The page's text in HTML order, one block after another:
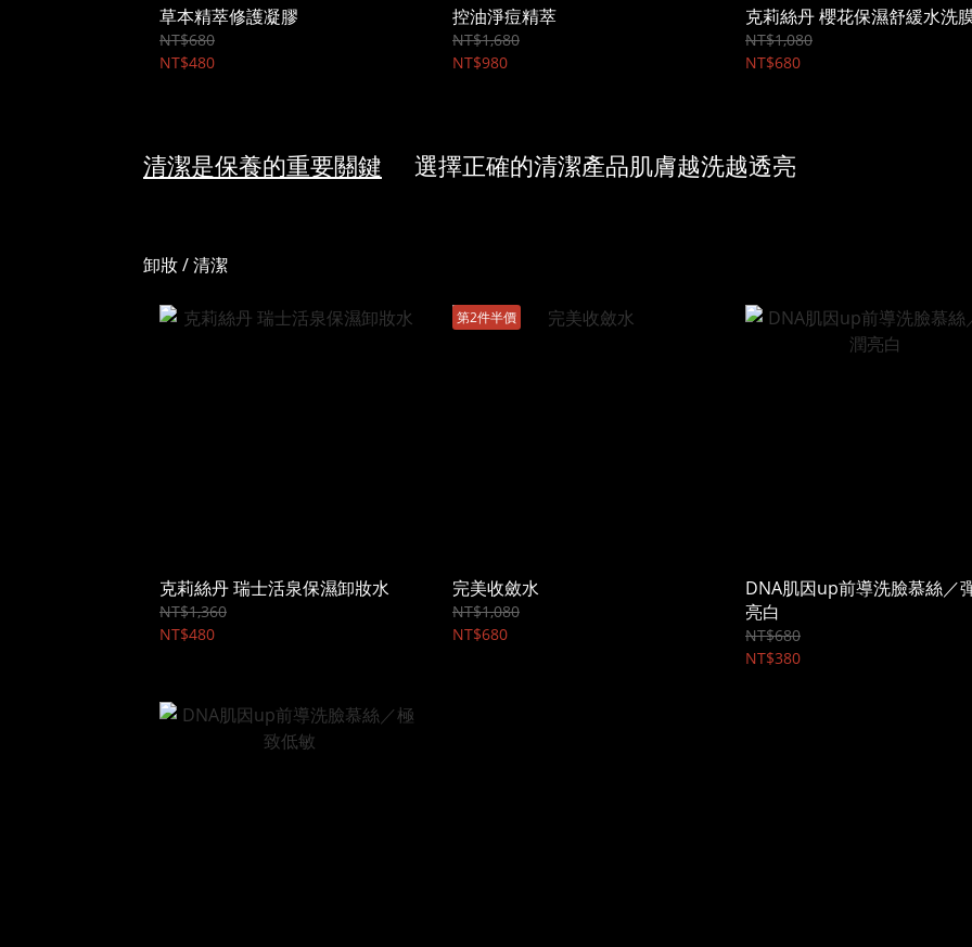
草本精萃修護凝膠
NT$680
NT$480
控油淨痘精萃
NT$1,680
NT$980
克莉絲丹 櫻花保濕舒緩水洗
NT$1,080
NT$680
清潔是保養的重要關鍵 選擇正確的清潔產品肌膚越洗越透亮
卸妝 / 清潔
克莉絲丹 瑞士活泉保濕卸妝水
NT$1,360
NT$480
第2件半價
完美收斂水
NT$1,080
NT$680
DNA肌因up前導洗臉慕絲／
亮白
NT$680
NT$380